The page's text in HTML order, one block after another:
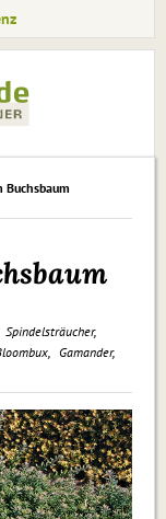
Spindelsträucher
Gamander